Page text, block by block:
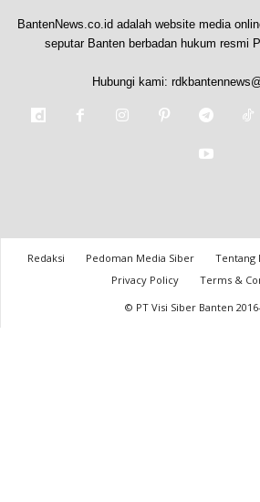
BantenNews.co.id adalah website media
seputar Banten berbadan hukum resmi
Hubungi kami:
Redaksi Pedoman Media Siber Tentang
Privacy Policy
Terms &
© PT Visi Siber Banten